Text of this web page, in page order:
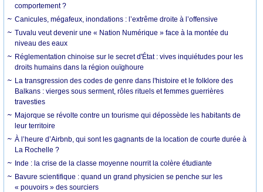
comportement ?
Canicules, mégafeux, inondations : l’extrême droite à l’offensive
Tuvalu veut devenir une « Nation Numérique » face à la montée du
niveau des eaux
Réglementation chinoise sur le secret d'État : vives inquiétudes pour les
droits humains dans la région ouïghoure
La transgression des codes de genre dans l'histoire et le folklore des
Balkans : vierges sous serment, rôles rituels et femmes guerrières
travesties
Majorque se révolte contre un tourisme qui dépossède les habitants de
leur territoire
À l’heure d’Airbnb, qui sont les gagnants de la location de courte durée à
La Rochelle ?
Inde : la crise de la classe moyenne nourrit la colère étudiante
Bavure scientifique : quand un grand physicien se penche sur les
« pouvoirs » des sourciers